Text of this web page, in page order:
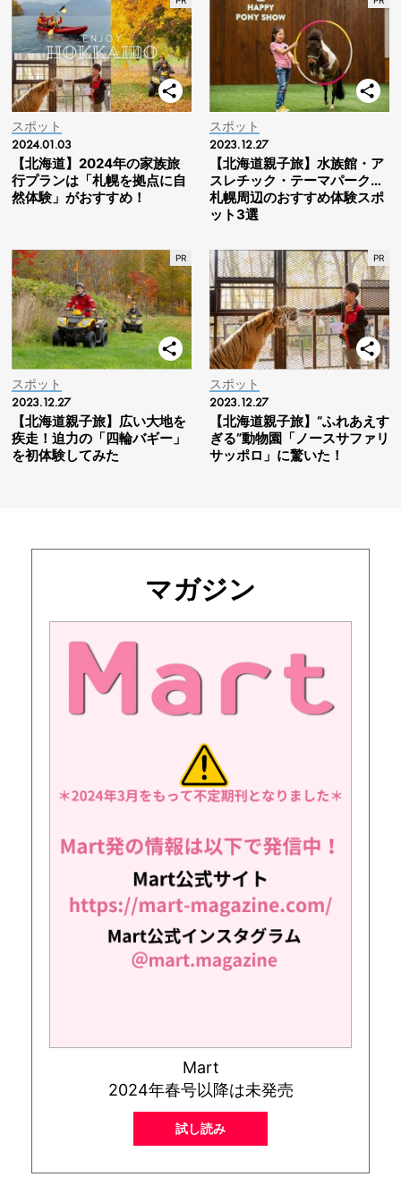
スポット
2024.01.03
【北海道】2024年の家族旅
行プランは「札幌を拠点に自
然体験」がおすすめ！
スポット
2023.12.27
【北海道親子旅】水族館・ア
スレチック・テーマパーク…
札幌周辺のおすすめ体験スポ
ット3選
スポット
2023.12.27
【北海道親子旅】広い大地を
疾走！迫力の「四輪バギー」
を初体験してみた
スポット
2023.12.27
【北海道親子旅】“ふれあえす
ぎる”動物園「ノースサファリ
サッポロ」に驚いた！
マガジン
Mart
2024年春号以降は未発売
試し読み